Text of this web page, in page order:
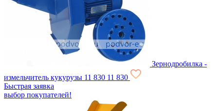
Зернодробилка -
измельчитель кукурузы 11 830 11 830
Быстрая заявка
выбор покупателей!